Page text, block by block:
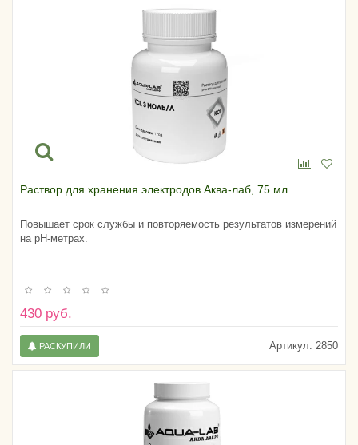
Раствор для хранения электродов Аква-лаб, 75 мл
Повышает срок службы и повторяемость результатов измерений
на pH-метрах.
430 руб.
Артикул: 2850
РАСКУПИЛИ